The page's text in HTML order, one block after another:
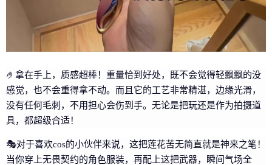
🤌拿在手上，质感超棒！重量恰到好处，既不会觉得轻飘飘的没
感觉，也不会重得拿不动。而且它的工艺非常精湛，边缘光滑，
没有任何毛刺，不用担心会伤到手。无论是把玩还是作为拍摄道
具，都超级合适！
🎭对于喜欢cos的小伙伴来说，这把莲花苦无简直就是神来之笔！
当你穿上无畏契约的角色服装，再配上这把武器，瞬间气场全